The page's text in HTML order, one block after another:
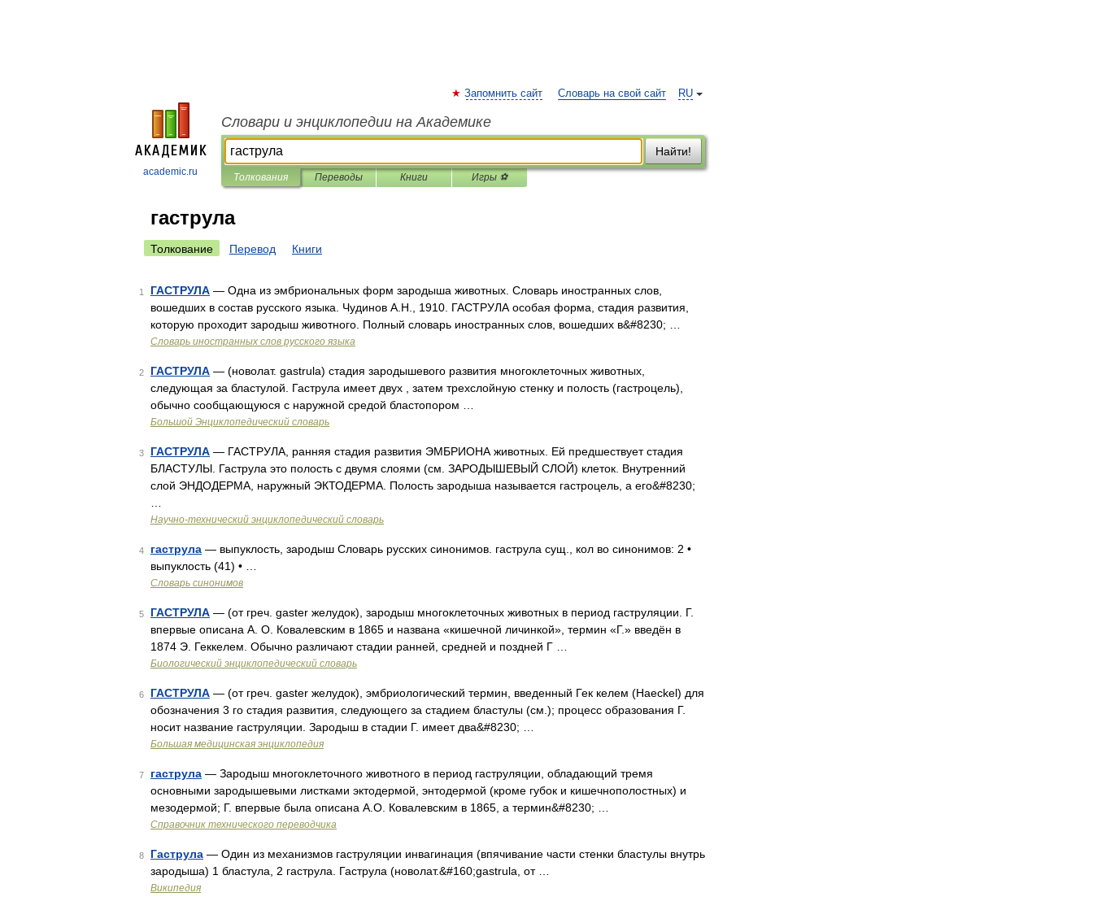
academic.ru
RU
Запомнить сайт Словарь на свой сайт
Словари и энциклопедии на Академике
Найти!
Толкования Переводы Книги Игры ⚽
гаструла
Толкование Перевод Книги
1 ГАСТРУЛА — Одна из эмбриональных форм зародыша животных. Словарь иностранных слов,
вошедших в состав русского языка. Чудинов А.Н., 1910. ГАСТРУЛА особая форма, стадия развития,
которую проходит зародыш животного. Полный словарь иностранных слов, вошедших в&#8230; …
Словарь иностранных слов русского языка
2 ГАСТРУЛА — (новолат. gastrula) стадия зародышевого развития многоклеточных животных,
следующая за бластулой. Гаструла имеет двух , затем трехслойную стенку и полость (гастроцель),
обычно сообщающуюся с наружной средой бластопором …
Большой Энциклопедический словарь
3 ГАСТРУЛА — ГАСТРУЛА, ранняя стадия развития ЭМБРИОНА животных. Ей предшествует стадия
БЛАСТУЛЫ. Гаструла это полость с двумя слоями (см. ЗАРОДЫШЕВЫЙ СЛОЙ) клеток. Внутренний
слой ЭНДОДЕРМА, наружный ЭКТОДЕРМА. Полость зародыша называется гастроцель, а его&#8230;
Научно-технический энциклопедический словарь
4 гаструла — выпуклость, зародыш Словарь русских синонимов. гаструла сущ., кол во синонимов: 2 •
выпуклость (41) • …
Словарь синонимов
5 ГАСТРУЛА — (от греч. gaster желудок), зародыш многоклеточных животных в период гаструляции. Г.
впервые описана А. О. Ковалевским в 1865 и названа «кишечной личинкой», термин «Г.» введён в
1874 Э. Геккелем. Обычно различают стадии ранней, средней и поздней Г …
Биологический энциклопедический словарь
6 ГАСТРУЛА — (от греч. gaster желудок), эмбриологический термин, введенный Гек келем (Haeckel) для
обозначения 3 го стадия развития, следующего за стадием бластулы (см.); процесс образования Г.
носит название гаструляции. Зародыш в стадии Г. имеет два&#8230; …
Большая медицинская энциклопедия
7 гаструла — Зародыш многоклеточного животного в период гаструляции, обладающий тремя
основными зародышевыми листками эктодермой, энтодермой (кроме губок и кишечнополостных) и
мезодермой; Г. впервые была описана А.О. Ковалевским в 1865, а термин&#8230; …
Справочник технического переводчика
8 Гаструла — Один из механизмов гаструляции инвагинация (впячивание части стенки бластулы внутрь
зародыша) 1 бластула, 2 гаструла. Гаструла (новолат.&#160;gastrula, от …
Википедия